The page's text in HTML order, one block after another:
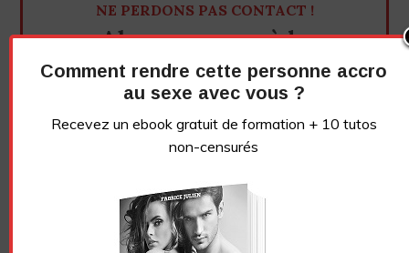
NE PERDONS PAS CONTACT !
Abonnez-vous à la
newsletter
vidéos sans censure
Comment rendre cette personne accro
au sexe avec vous ?
Recevez un ebook gratuit de formation + 10 tutos
non-censurés